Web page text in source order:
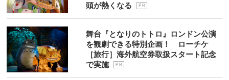
頭が熱くなる
P R
舞台『となりのトトロ』ロンドン公演
を観劇できる特別企画！ ローチケ
［旅行］海外航空券取扱スタート記念
で実施
P R